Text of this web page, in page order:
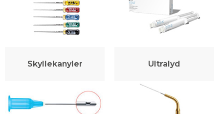
Skyllekanyler Ultralyd